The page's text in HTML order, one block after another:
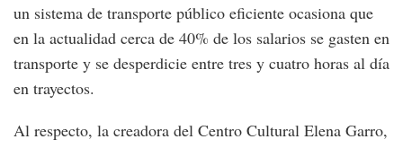
un sistema de transporte público eficiente ocasiona que
en la actualidad cerca de 40% de los salarios se gasten en
transporte y se desperdicie entre tres y cuatro horas al día
en trayectos.
Al respecto, la creadora del Centro Cultural Elena Garro,